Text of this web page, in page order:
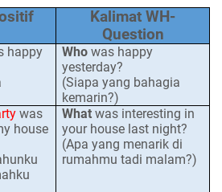
Kalimat WH-
Question
happy
Whowas happy
yesterday?
(Siapa yang bahagia
kemarin?)
was
house
What was interesting in
your house last night?
(Apa yang menarik di
rumahmu tadi malam?)